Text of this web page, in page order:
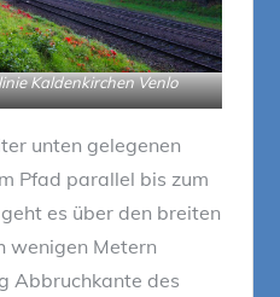
Kaldenkirchen Venlo
unten gelegenen
Pfad parallel bis zum
es über den breiten
wenigen Metern
Abbruchkante des